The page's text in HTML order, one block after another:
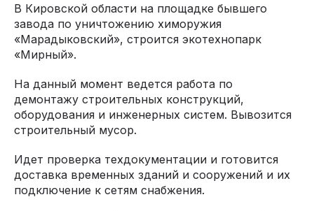
В Кировской области на площадке бывшего
завода по уничтожению химоружия
«Марадыковский», строится экотехнопарк
«Мирный».
На данный момент ведется работа по
демонтажу строительных конструкций,
оборудования и инженерных систем. Вывозится
строительный мусор.
Идет проверка техдокументации и готовится
доставка временных зданий и сооружений и их
подключение к сетям снабжения.